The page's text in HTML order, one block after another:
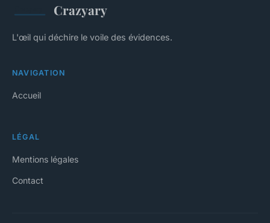
Crazyary
L'œil qui déchire le voile des évidences.
NAVIGATION
Accueil
LÉGAL
Mentions légales
Contact